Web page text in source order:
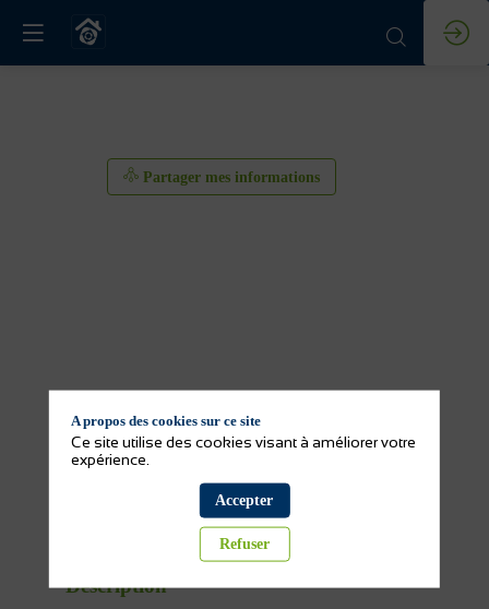
Partager mes informations
Partager mes informations
Activité(s) de l'exposant
Partenaires institutionnels
Description
A propos des cookies sur ce site
Ce site utilise des cookies visant à améliorer votre
expérience.
Accepter
Refuser